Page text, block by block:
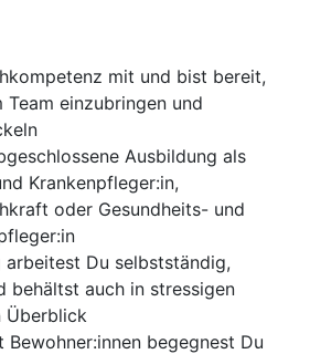
mit und bist bereit,
Team einzubringen und
Ausbildung als
Krankenpfleger:in,
oder Gesundheits- und
arbeitest Du selbstständig,
behältst auch in stressigen
Überblick
Bewohner:innen begegnest Du